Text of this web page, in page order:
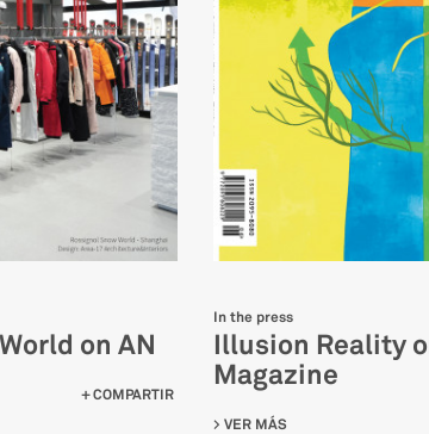
on AN
WORLD ON ANCOMPARTIR
In the press
Illusion Reality
Magazine
VER MÁSSU ILLUSION